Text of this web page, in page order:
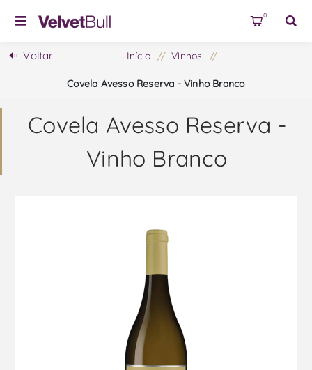
0
Voltar Início / Vinhos /
Covela Avesso Reserva - Vinho Branco
Covela Avesso Reserva -
Vinho Branco